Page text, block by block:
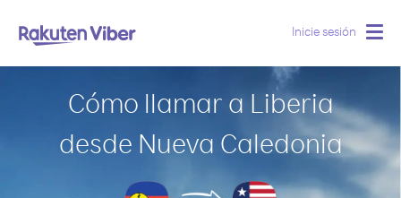
Inicie sesión
Cómo llamar a Liberia
desde Nueva Caledonia